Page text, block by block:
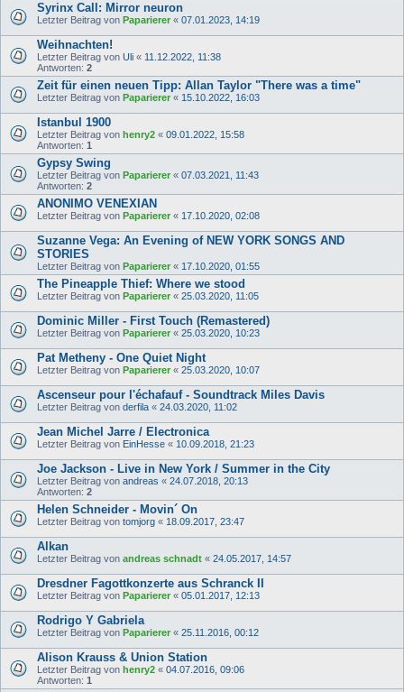
Syrinx Call: Mirror neuron
Letzter Beitrag von Paparierer « 07.01.2023, 14:19
Weihnachten!
Letzter Beitrag von Uli « 11.12.2022, 11:38
Antworten: 2
Zeit für einen neuen Tipp: Allan Taylor "There was a time"
Letzter Beitrag von Paparierer « 15.10.2022, 16:03
Istanbul 1900
Letzter Beitrag von henry2 « 09.01.2022, 15:58
Antworten: 1
Gypsy Swing
Letzter Beitrag von Paparierer « 07.03.2021, 11:43
Antworten: 2
ANONIMO VENEXIAN
Letzter Beitrag von Paparierer « 17.10.2020, 02:08
Suzanne Vega: An Evening of NEW YORK SONGS AND
STORIES
Letzter Beitrag von Paparierer « 17.10.2020, 01:55
The Pineapple Thief: Where we stood
Letzter Beitrag von Paparierer « 25.03.2020, 11:05
Dominic Miller - First Touch (Remastered)
Letzter Beitrag von Paparierer « 25.03.2020, 10:23
Pat Metheny - One Quiet Night
Letzter Beitrag von Paparierer « 25.03.2020, 10:07
Ascenseur pour l'échafauf - Soundtrack Miles Davis
Letzter Beitrag von derfila « 24.03.2020, 11:02
Jean Michel Jarre / Electronica
Letzter Beitrag von EinHesse « 10.09.2018, 21:23
Joe Jackson - Live in New York / Summer in the City
Letzter Beitrag von andreas « 24.07.2018, 20:13
Antworten: 2
Helen Schneider - Movin´ On
Letzter Beitrag von tomjorg « 18.09.2017, 23:47
Alkan
Letzter Beitrag von andreas schnadt « 24.05.2017, 14:57
Dresdner Fagottkonzerte aus Schranck II
Letzter Beitrag von Paparierer « 05.01.2017, 12:13
Rodrigo Y Gabriela
Letzter Beitrag von Paparierer « 25.11.2016, 00:12
Alison Krauss & Union Station
Letzter Beitrag von henry2 « 04.07.2016, 09:06
Antworten: 1